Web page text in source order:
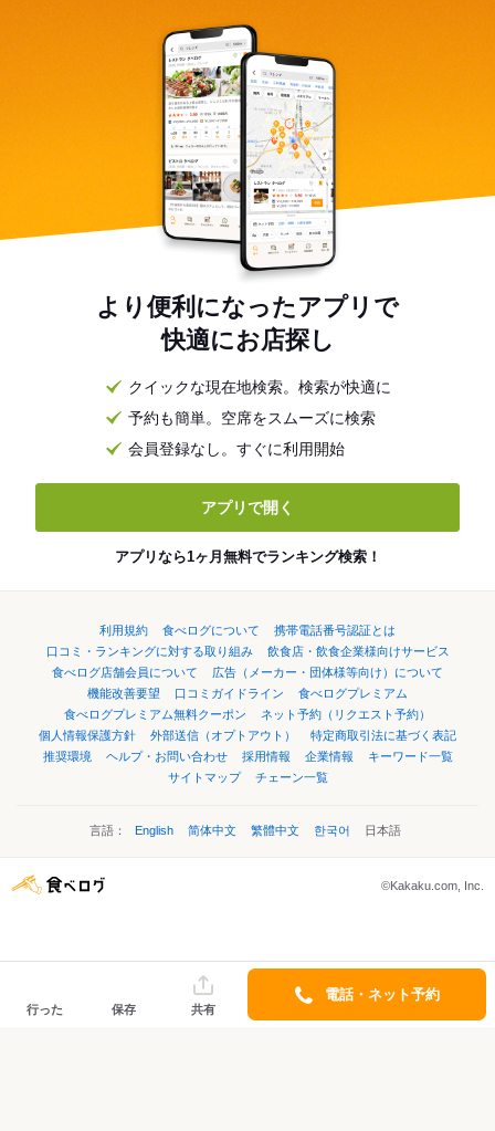
より便利になったアプリで
快適にお店探し
クイックな現在地検索。検索が快適に
予約も簡単。空席をスムーズに検索
会員登録なし。すぐに利用開始
アプリで開く
アプリなら1ヶ月無料でランキング検索！
利用規約 食べログについて
携帯電話番号認証とは
口コミ・ランキングに対する取り組み
飲食店・飲食企業様向けサービス
食べログ店舗会員について
広告（メーカー・団体様等向け）について
機能改善要望
口コミガイドライン
食べログプレミアム
食べログプレミアム無料クーポン
ネット予約（リクエスト予約）
個人情報保護方針
外部送信（オプトアウト）
特定商取引法に基づく表記
推奨環境
ヘルプ・お問い合わせ 採用情報 企業情報
キーワード一覧
サイトマップ
チェーン一覧
言語： English 简体中文 繁體中文 한국어 日本語
©Kakaku.com, Inc.
行った 保存 共有
電話・ネット予約